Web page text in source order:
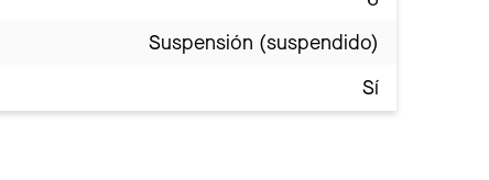
Suspensión (suspendido)
Sí